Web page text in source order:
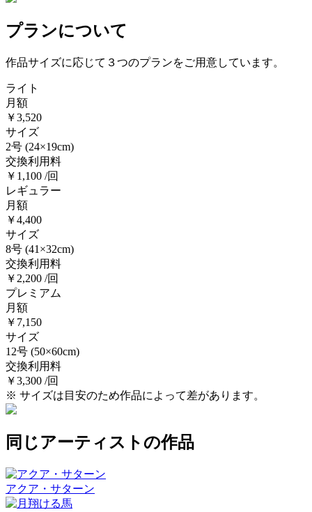
プランについて
作品サイズに応じて３つのプランをご用意しています。
ライト
月額
￥3,520
サイズ
2号 (24×19cm)
交換利用料
￥1,100 /回
レギュラー
月額
￥4,400
サイズ
8号 (41×32cm)
交換利用料
￥2,200 /回
プレミアム
月額
￥7,150
サイズ
12号 (50×60cm)
交換利用料
￥3,300 /回
※ サイズは目安のため作品によって差があります。
同じアーティストの作品
アクア・サターン